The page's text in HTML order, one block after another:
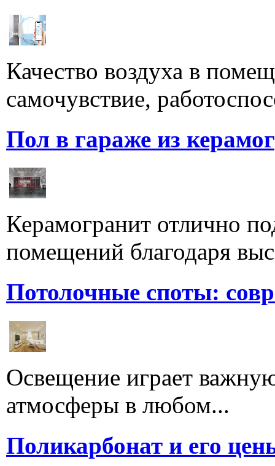
Качество воздуха в
самочувствие,
Пол в гараже из
Керамогранит отлично
помещений благодаря
Потолочные споты:
Освещение играет
атмосферы в любом...
Поликарбонат и его